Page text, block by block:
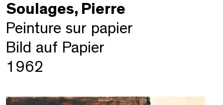
Soulages, Pierre
Peinture sur papier
Bild auf Papier
1962